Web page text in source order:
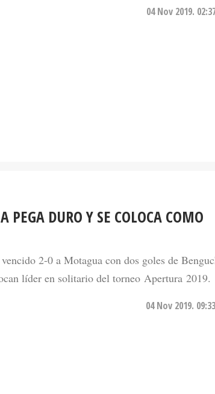
04 Nov 2019.
PEGA DURO Y SE COLOCA COMO
2-0 a Motagua con dos goles de
líder en solitario del torneo Apertura 2019.
04 Nov 2019.